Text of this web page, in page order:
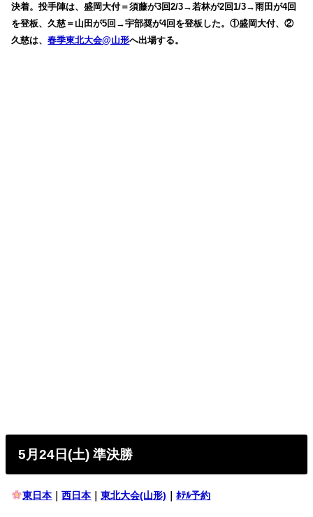
決着。投手陣は、盛岡大付＝須藤が3回2/3→若林が2回1/3→雨田が4回
を登板、久慈＝山田が5回→宇部奨が4回を登板した。①盛岡大付、②
久慈は、春季東北大会@山形へ出場する。
5月24日(土) 準決勝
東日本｜西日本｜東北大会(山形) ｜ﾎﾃﾙ予約